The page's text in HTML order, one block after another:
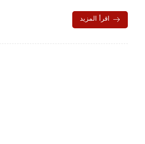
اقرأ المزيد